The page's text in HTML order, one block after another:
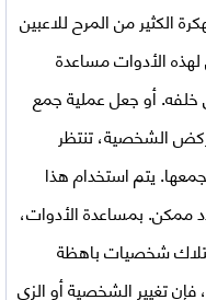
الكثير من المرح للاعبين
الأدوات مساعدة
أو جعل عملية جمع
ركض الشخصية، تنتظر
يتم استخدام هذا
ممكن. بمساعدة الأدوات،
شخصيات باهظة
فإن تغيير الشخصية أو الزي